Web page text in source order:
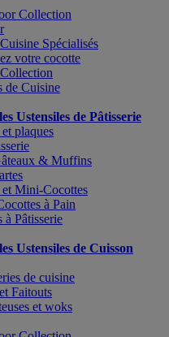
Collection
Spécialisés
votre cocotte
de Cuisine
Ustensiles de Pâtisserie
plaques
& Muffins
et Mini-Cocottes
à Pain
à Pâtisserie
Ustensiles de Cuisson
de cuisine
Faitouts
et woks